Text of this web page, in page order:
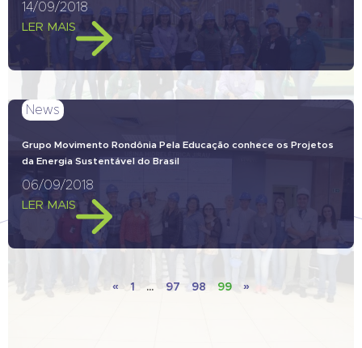
14/09/2018
LER MAIS
News
Grupo Movimento Rondônia Pela Educação conhece os Projetos
da Energia Sustentável do Brasil
06/09/2018
LER MAIS
« 1 … 97 98 99 »